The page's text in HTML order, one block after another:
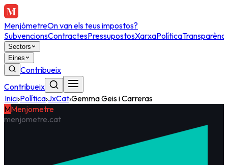
MenjòmetreOn van els teus impostos?
SubvencionsContractesPressupostosXarxaPolítica
Sectors
Eines
Contribueix
Contribueix
Inici›Política›JxCat›Gemma Geis i Carreras
MMenjometre
menjometre.cat